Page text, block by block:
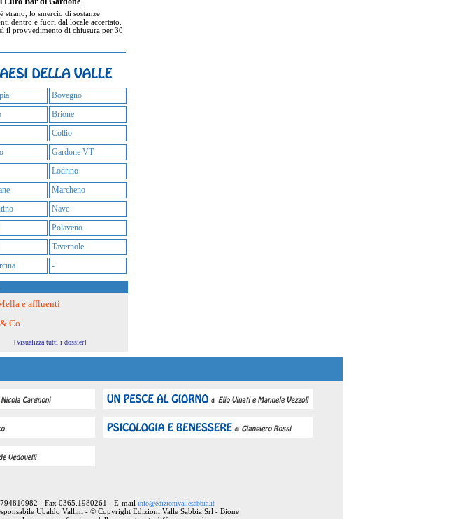
strano, lo smercio di sostanze
dentro e fuori dal locale accertato.
il provvedimento di chiusura per 30
Bovegno
Brione
Collio
Gardone VT
Lodrino
Marcheno
Nave
Polaveno
Tavernole
-
e affluenti
Co.
[Visualizza tutti i dossier]
- Fax 0365.1980261 - E-mail info@edizionivallesabbia.it
Ubaldo Vallini - © Copyright Edizioni Valle Sabbia Srl - Bione